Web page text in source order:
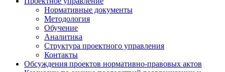
Нормативные документы
Методология
Обучение
Аналитика
Структура проектного управления
Контакты
Обсуждения проектов нормативно-правовых актов